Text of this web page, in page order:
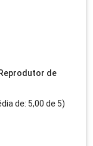
de
de: 5,00 de 5)